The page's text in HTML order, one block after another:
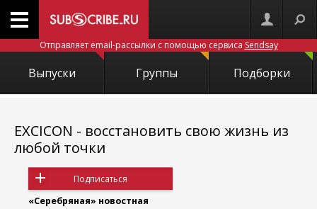
Отправляет email-рассылки с помощью сервиса Sendsay
Выпуски Группы Подборки
EXCICON - восстановить свою жизнь из
любой точки
Подписаться
«Серебряная» новостная